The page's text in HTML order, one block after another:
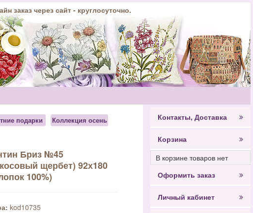
заказ через сайт - круглосуточно.
подарки
Коллекция осень
Бриз №45
щербет) 92х180
100%)
kod10735
Контакты, Доставка
Корзина
В корзине товаров нет
Оформить заказ
Личный кабинет